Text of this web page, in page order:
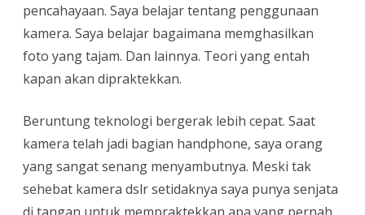
pencahayaan. Saya belajar tentang penggunaan
kamera. Saya belajar bagaimana memghasilkan
foto yang tajam. Dan lainnya. Teori yang entah
kapan akan dipraktekkan.
Beruntung teknologi bergerak lebih cepat. Saat
kamera telah jadi bagian handphone, saya orang
yang sangat senang menyambutnya. Meski tak
sehebat kamera dslr setidaknya saya punya senjata